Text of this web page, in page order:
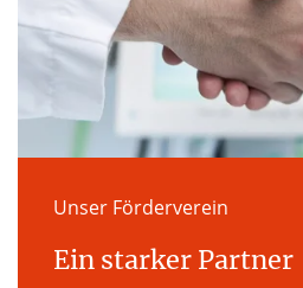
Unser Förderverein
Ein starker Partner